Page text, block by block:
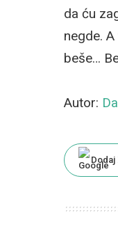
da ću
negde.
beše…
Autor:
Dodaj